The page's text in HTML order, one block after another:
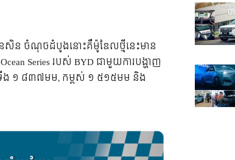
សិន ចំណុចដំបូងនោះគឺម៉ូឌែលថ្មីនេះមាន
Series របស់ BYD ជាមួយការបង្ហាញ
ទឹង ១ ៨៣៧មម, កម្ពស់ ១ ៥១៥មម និង